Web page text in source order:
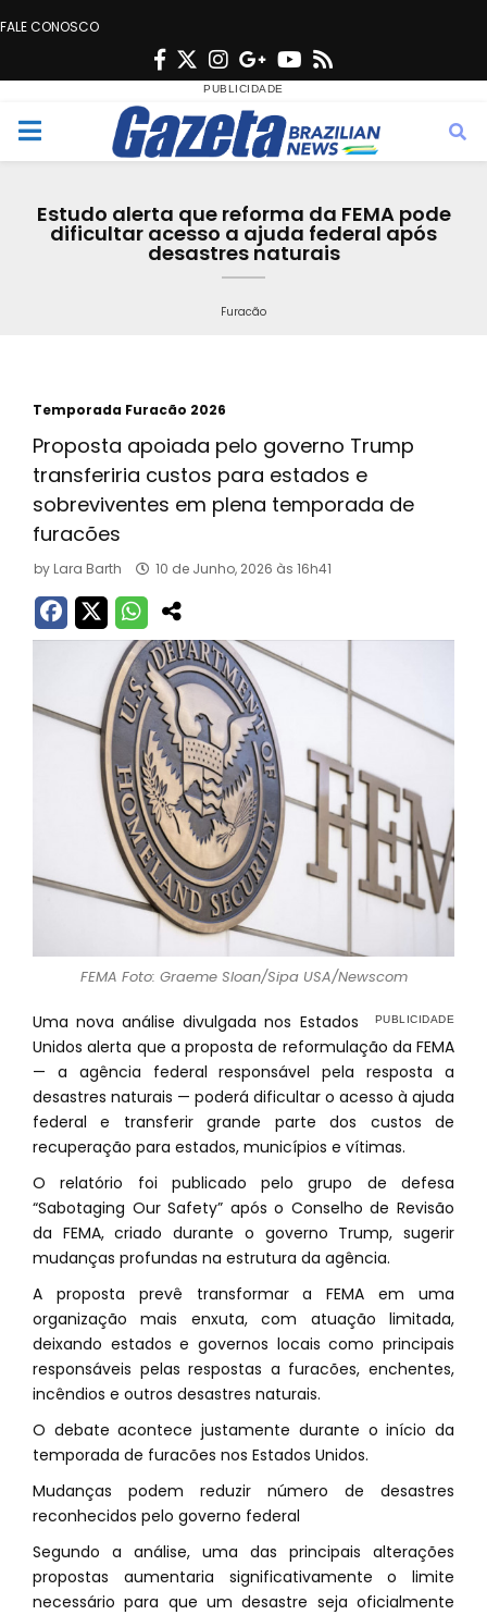
FALE CONOSCO
F
c
e
o
o
T
w
i
t
e
r
n
s
t
g
r
a
m
G
o
o
g
e
Y
u
t
b
e
s
M
Estudo alerta que reforma da FEMA pode
dificultar acesso a ajuda federal após
desastres naturais
Furacão
Temporada Furacão 2026
Proposta apoiada pelo governo Trump
transferiria custos para estados e
sobreviventes em plena temporada de
furacões
by Lara Barth 10 de Junho, 2026 às 16h41
FEMA Foto: Graeme Sloan/Sipa USA/Newscom
Uma nova análise divulgada nos Estados
Unidos alerta que a proposta de reformulação da FEMA
— a agência federal responsável pela resposta a
desastres naturais — poderá dificultar o acesso à ajuda
federal e transferir grande parte dos custos de
recuperação para estados, municípios e vítimas.
O relatório foi publicado pelo grupo de defesa
“Sabotaging Our Safety” após o Conselho de Revisão
da FEMA, criado durante o governo Trump, sugerir
mudanças profundas na estrutura da agência.
A proposta prevê transformar a FEMA em uma
organização mais enxuta, com atuação limitada,
deixando estados e governos locais como principais
responsáveis pelas respostas a furacões, enchentes,
incêndios e outros desastres naturais.
O debate acontece justamente durante o início da
temporada de furacões nos Estados Unidos.
Mudanças podem reduzir número de desastres
reconhecidos pelo governo federal
Segundo a análise, uma das principais alterações
propostas aumentaria significativamente o limite
necessário para que um desastre seja oficialmente